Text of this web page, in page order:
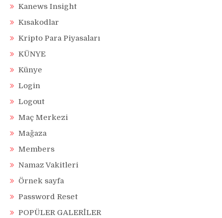
Kanews Insight
Kısakodlar
Kripto Para Piyasaları
KÜNYE
Künye
Login
Logout
Maç Merkezi
Mağaza
Members
Namaz Vakitleri
Örnek sayfa
Password Reset
POPÜLER GALERİLER